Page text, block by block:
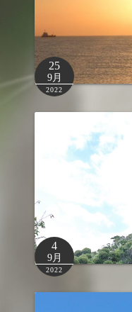
25
9月
2022
4
9月
2022